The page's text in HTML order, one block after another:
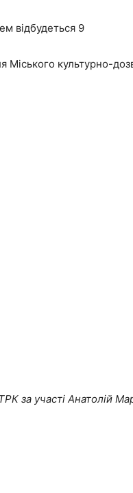
відбудеться 9
Міського культурно-
за участі Анатолій